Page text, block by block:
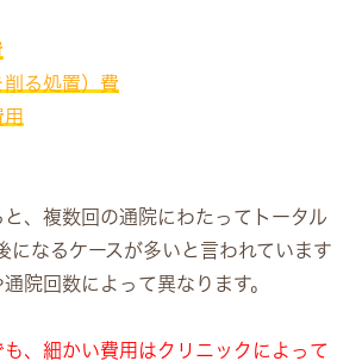
る処置）費
と、複数回の通院にわたってトータル
になるケースが多いと言われています
院回数によって異なります。
、細かい費用はクリニックによって